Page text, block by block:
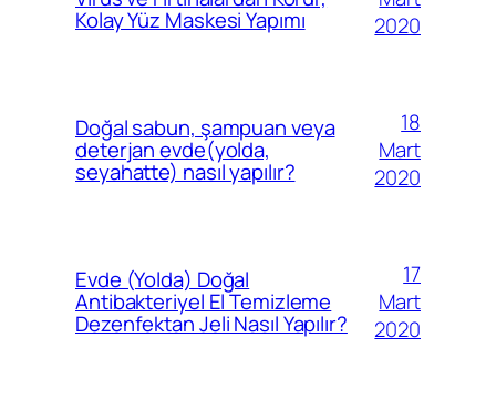
Kolay Yüz Maskesi Yapımı
2020
Doğal sabun, şampuan veya
deterjan evde(yolda,
seyahatte) nasıl yapılır?
18
Mart
2020
Evde (Yolda) Doğal
Antibakteriyel El Temizleme
Dezenfektan Jeli Nasıl Yapılır?
17
Mart
2020